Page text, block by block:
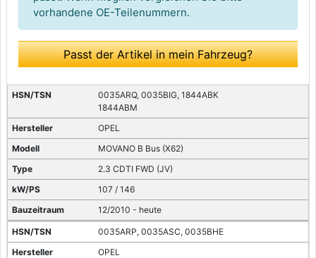
vorhandene OE-Teilenummern.
Passt der Artikel in mein Fahrzeug?
0035ARQ, 0035BIG, 1844ABK
1844ABM
OPEL
MOVANO B Bus (X62)
2.3 CDTI FWD (JV)
107 / 146
12/2010 - heute
0035ARP, 0035ASC, 0035BHE
OPEL